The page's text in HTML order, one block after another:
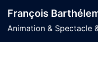
au
contenu
François
Animation & Spectacle